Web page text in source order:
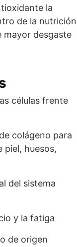
la
de la nutrición
mayor desgaste
células frente
colágeno para
piel, huesos,
del sistema
y la fatiga
de origen